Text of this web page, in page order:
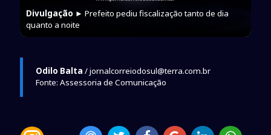
Divulgação ► Prefeito pediu fiscalização tanto de dia
quanto a noite
Odilo Balta / jornalcorreiodosul@terra.com.br
Fonte: Assessoria de Comunicação